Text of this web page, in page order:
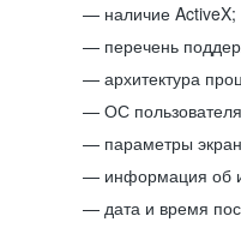
наличие ActiveX;
перечень
архитектура
ОС
параметры
информация об
дата и время